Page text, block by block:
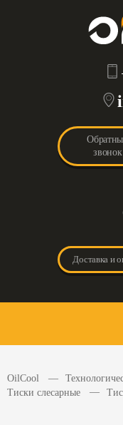
звонок
Доставка и
OilCool
Тиски слесарные